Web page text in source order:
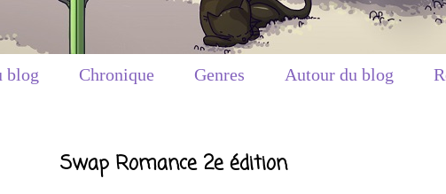
blog Chronique Genres Autour du blog
Swap Romance 2e édition